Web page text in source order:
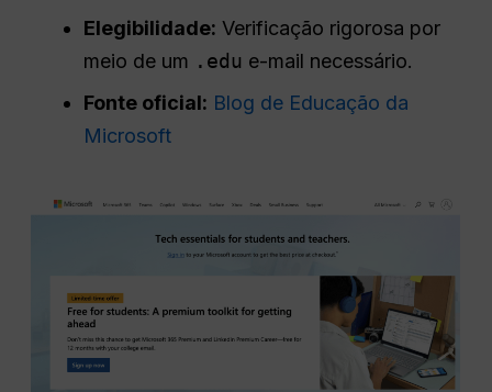
Elegibilidade: Verificação rigorosa por
meio de um .edu e-mail necessário.
Fonte oficial: Blog de Educação da
Microsoft